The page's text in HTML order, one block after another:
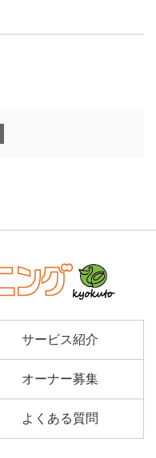
サービス紹介
オーナー募集
よくある質問